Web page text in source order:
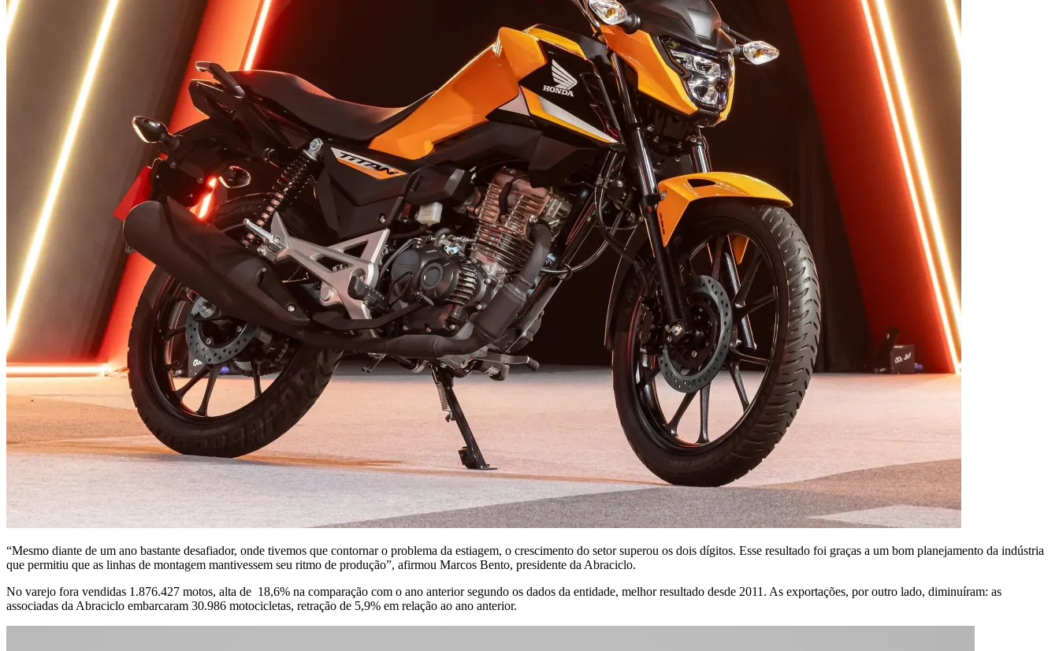
“Mesmo diante de um ano bastante desafiador, onde tivemos que contornar o problema da estiagem, o crescimento do setor superou os dois dígitos. Esse resultado foi graças a um bom planejamento da indústria
que permitiu que as linhas de montagem mantivessem seu ritmo de produção”, afirmou Marcos Bento, presidente da Abraciclo.
No varejo fora vendidas 1.876.427 motos, alta de 18,6% na comparação com o ano anterior segundo os dados da entidade, melhor resultado desde 2011. As exportações, por outro lado, diminuíram: as
associadas da Abraciclo embarcaram 30.986 motocicletas, retração de 5,9% em relação ao ano anterior.